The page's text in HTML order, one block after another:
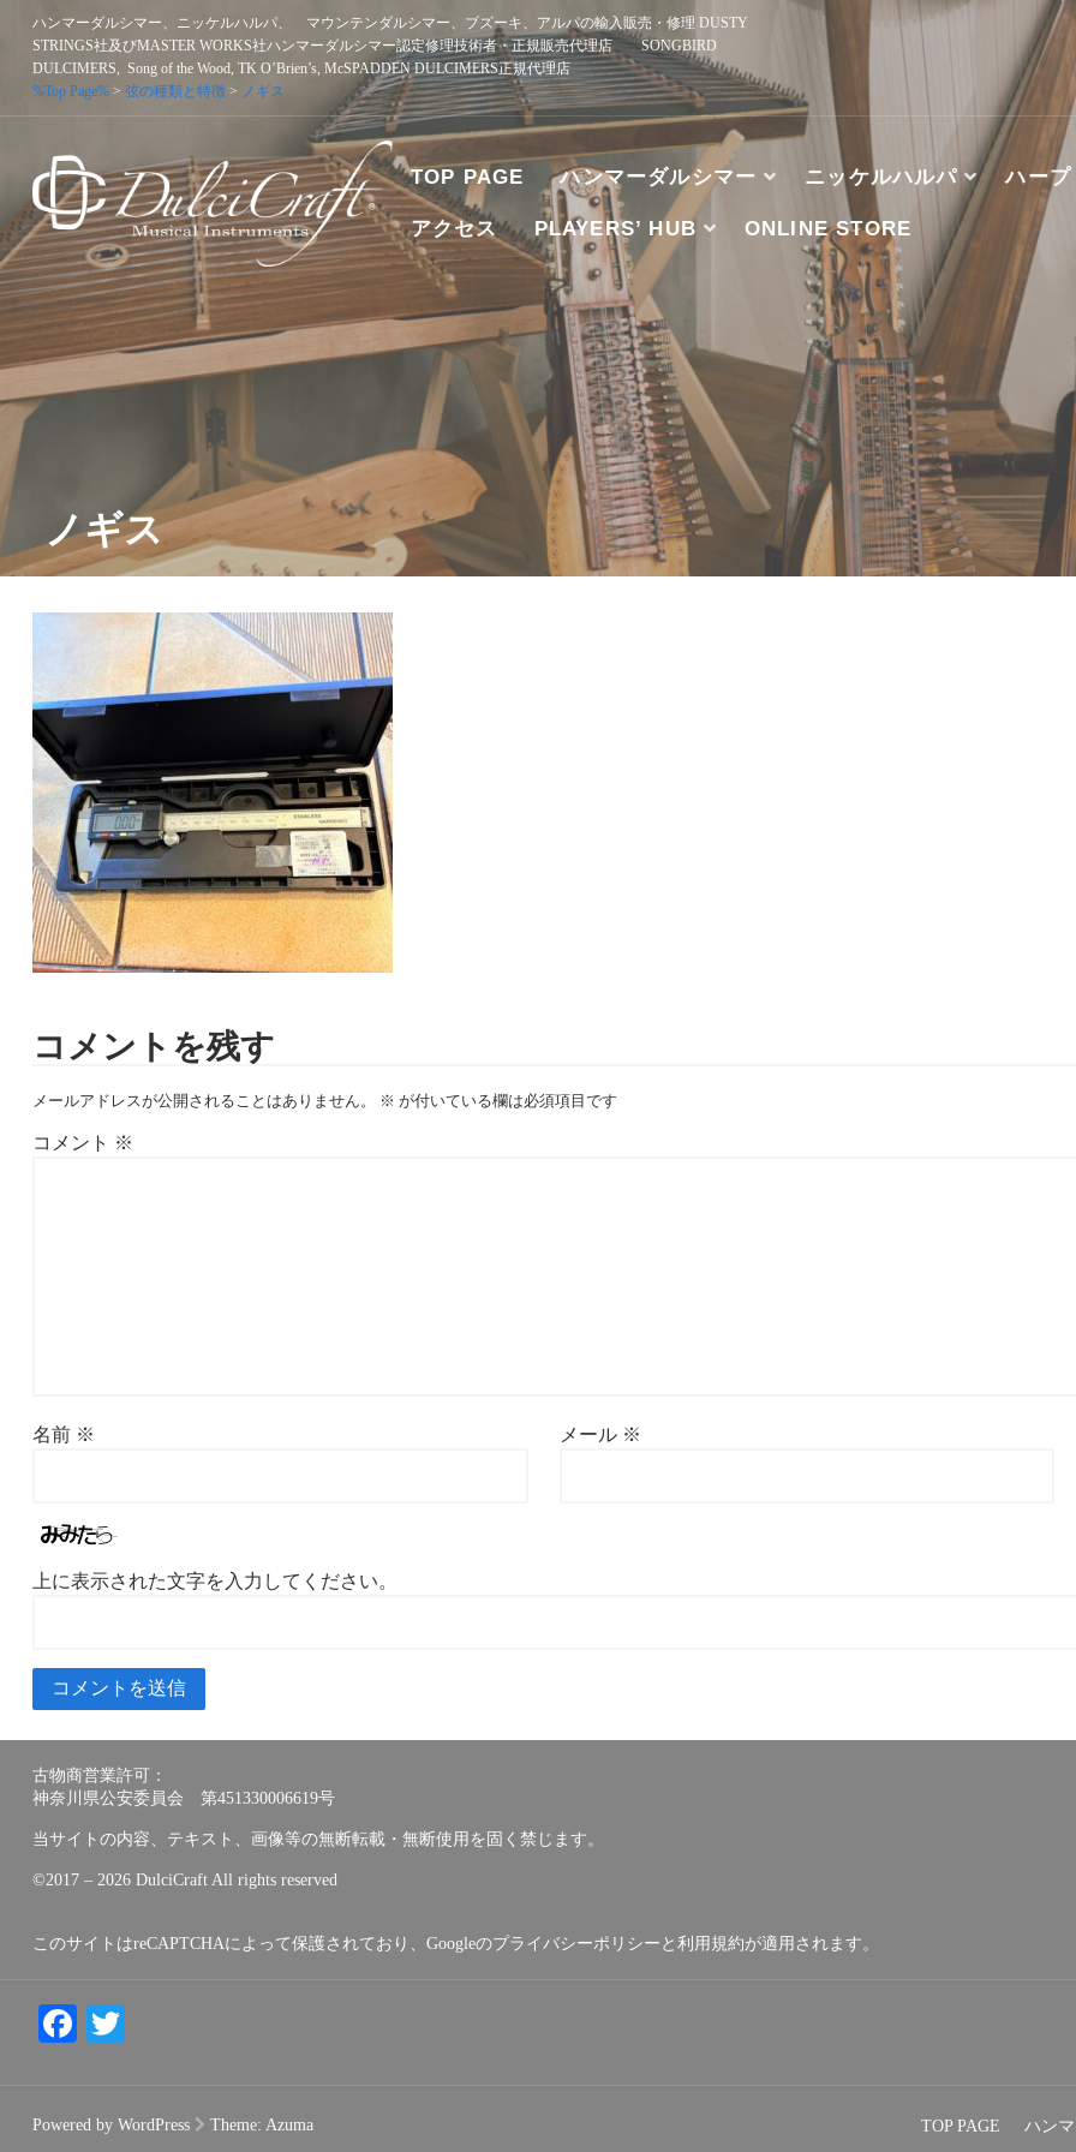
content
ハンマーダルシマー、ニッケルハルパ、 マウンテンダルシマー、ブズーキ、アルパの輸入販売・修理 DUSTY
STRINGS社及びMASTER WORKS社ハンマーダルシマー認定修理技術者・正規販売代理店 SONGBIRD
DULCIMERS, Song of the Wood, TK O’Brien’s, McSPADDEN DULCIMERS正規代理店
%Top Page%> 弦の種類と特徴> ノギス
ハンマーダルシマー、ニッケルハルパ、 マウンテンダルシマー、ブズーキ、アルパの輸入販売・修理 DUSTY
者・正規販売代理店 SONGBIRD DULCIMERS, SONG OF THE WOOD, TK O’BRIEN’S, MCSPADDEN DULCIMERS正
TOP PAGE ハンマーダルシマー ニッケルハルパ ハープ
アクセス PLAYERS’ HUB ONLINE STORE
ノギス
コメントを残す
メールアドレスが公開されることはありません。 ※ が付いている欄は必須項目です
コメント ※
名前 ※ メール ※
上に表示された文字を入力してください。
古物商営業許可：
神奈川県公安委員会 第451330006619号
当サイトの内容、テキスト、画像等の無断転載・無断使用を固く禁じます。
©︎2017 – 2026 DulciCraft All rights reserved
このサイトはreCAPTCHAによって保護されており、Googleのプライバシーポリシー と 利用規約が適用されます。
Facebook
Powered by WordPress Theme: Azuma TOP PAGE ハン